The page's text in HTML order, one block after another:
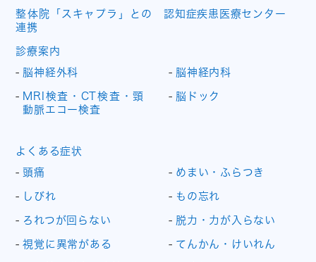
整体院「スキャプラ」との
連携
認知症疾患医療センター
診療案内
脳神経外科
脳神経内科
MRI検査・CT検査・頸
動脈エコー検査
脳ドック
よくある症状
頭痛
めまい・ふらつき
しびれ もの忘れ
ろれつが回らない 脱力・力が入らない
視覚に異常がある てんかん・けいれん